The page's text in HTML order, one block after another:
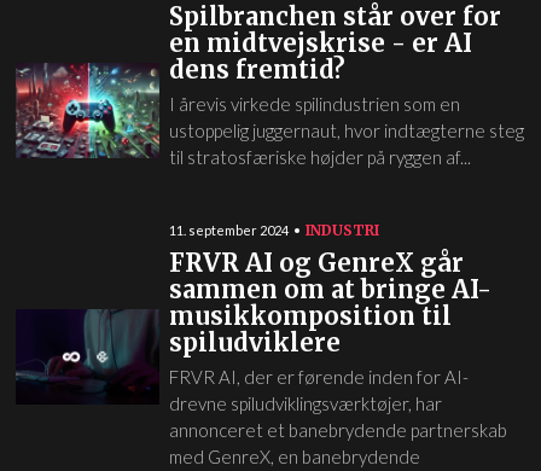
Spilbranchen står over for
en midtvejskrise - er AI
dens fremtid?
I årevis virkede spilindustrien som en
ustoppelig juggernaut, hvor indtægterne steg
til stratosfæriske højder på ryggen af...
11. september 2024 INDUSTRI
FRVR AI og GenreX går
sammen om at bringe AI-
musikkomposition til
spiludviklere
FRVR AI, der er førende inden for AI-
drevne spiludviklingsværktøjer, har
annonceret et banebrydende partnerskab
med GenreX, en banebrydende